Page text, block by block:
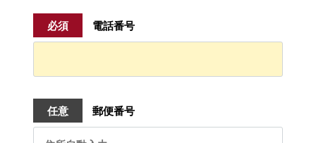
必須 電話番号
任意 郵便番号